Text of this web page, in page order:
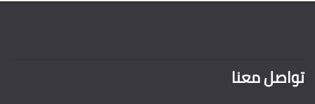
تواصل معنا